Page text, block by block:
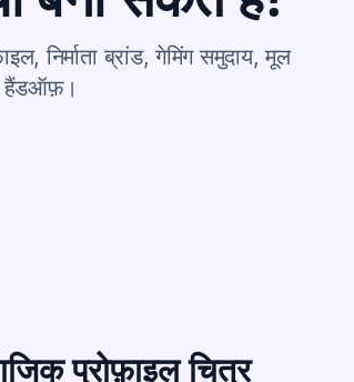
निर्माता ब्रांड, गेमिंग समुदाय, मूल
हैंडऑफ़।
प्रोफ़ाइल चित्र